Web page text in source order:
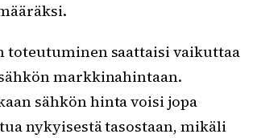
toteutuminen saattaisi vaikuttaa
markkinahintaan.
sähkön hinta voisi jopa
nykyisestä tasostaan, mikäli